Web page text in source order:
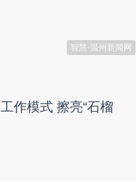
智慧·温州新闻网
作模式 擦亮“石榴